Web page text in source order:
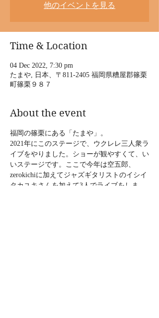
他のイベントを見る
Time & Location
04 Dec 2022, 7:30 pm
たまや, 日本、〒811-2405 福岡県糟屋郡篠栗
町篠栗９８７
About the event
福岡の篠栗にある「たまや」。
2021年にこのステージで、ウクレレ三人衆ラ
イブをやりました。ショーが観やすくて、い
いステージです。ここで今年は空五郎、
zerokichiに加えてジャズギタリストのイシイ
タカユキさんを加えて3人でライブをしま